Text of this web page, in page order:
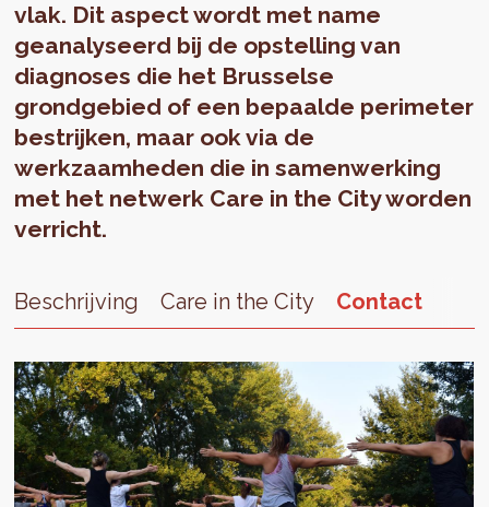
vlak. Dit aspect wordt met name
geanalyseerd bij de opstelling van
diagnoses die het Brusselse
grondgebied of een bepaalde perimeter
bestrijken, maar ook via de
werkzaamheden die in samenwerking
met het netwerk Care in the City worden
verricht.
Beschrijving Care in the City Contact